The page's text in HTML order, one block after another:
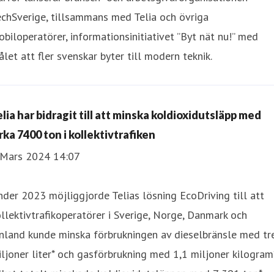
tillsammans med Telia och övriga
informationsinitiativet ”Byt nät nu!” med
att fler svenskar byter till modern teknik.
har bidragit till att minska koldioxidutsläpp med
7400 ton i kollektivtrafiken
2024 14:07
2023 möjliggjorde Telias lösning EcoDriving till att
i Sverige, Norge, Danmark och
kunde minska förbrukningen av dieselbränsle med
liter* och gasförbrukning med 1,1 miljoner